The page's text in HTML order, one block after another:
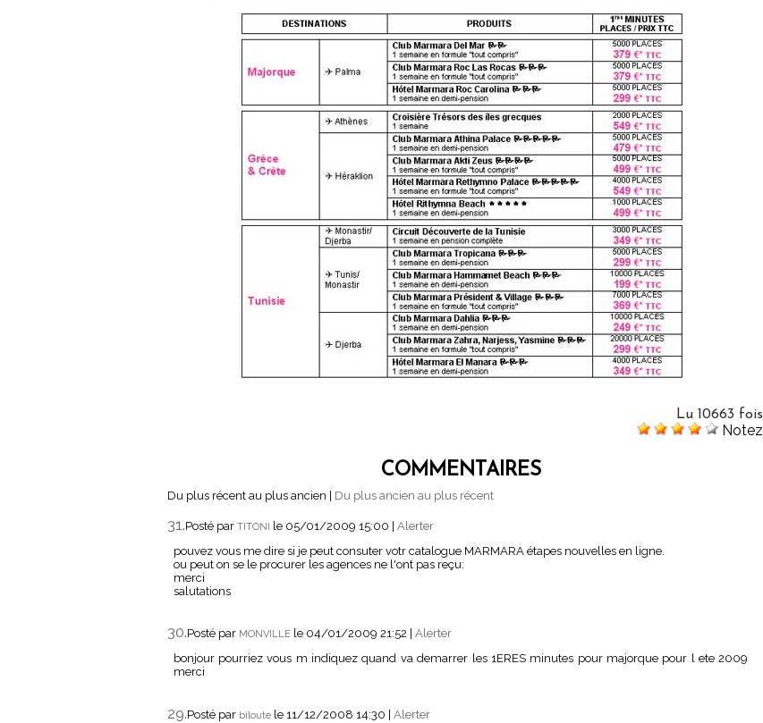
Lu 10663 fois
Notez
COMMENTAIRES
Du plus récent au plus ancien Du plus ancien au plus récent
31.Posté par TITONI le 05/01/2009 15:00
Alerter
pouvez vous me dire si je peut consuter votr catalogue MARMARA étapes nouvelles en ligne.
ou peut on se le procurer les agences ne l'ont pas reçu:
merci
salutations
30.Posté par MONVILLE le 04/01/2009 21:52
Alerter
bonjour pourriez vous m indiquez quand va demarrer les 1ERES minutes pour majorque pour l ete 2009
merci
29.Posté par biloute le 11/12/2008 14:30 | Alerter